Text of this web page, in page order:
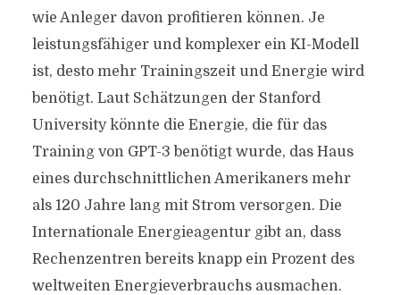
wie Anleger davon profitieren können. Je
leistungsfähiger und komplexer ein KI-Modell
ist, desto mehr Trainingszeit und Energie wird
benötigt. Laut Schätzungen der Stanford
University könnte die Energie, die für das
Training von GPT-3 benötigt wurde, das Haus
eines durchschnittlichen Amerikaners mehr
als 120 Jahre lang mit Strom versorgen. Die
Internationale Energieagentur gibt an, dass
Rechenzentren bereits knapp ein Prozent des
weltweiten Energieverbrauchs ausmachen.